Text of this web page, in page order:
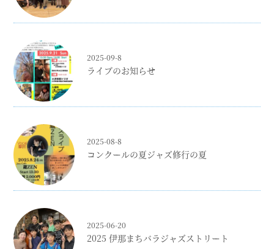
2025-09-8
ライブのお知らせ
2025-08-8
コンクールの夏ジャズ修行の夏
2025-06-20
2025 伊那まちバラジャズストリート